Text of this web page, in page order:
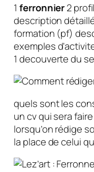
1ferronnier2
description
formation (pf)
exemples
1 decouverte du
quels sont les
un cv qui sera
lorsqu’on rédige
la place de celui